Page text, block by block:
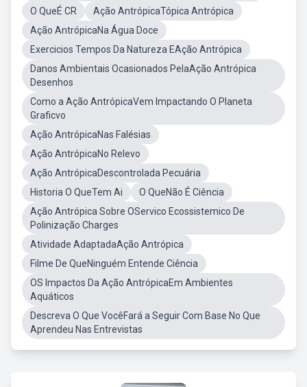
O QueÉ CR
Ação AntrópicaTópica Antrópica
Ação AntrópicaNa Água Doce
Exercicios Tempos Da Natureza EAção Antrópica
Danos Ambientais Ocasionados PelaAção Antrópica
Desenhos
Como a Ação AntrópicaVem Impactando O Planeta
Graficvo
Ação AntrópicaNas Falésias
Ação AntrópicaNo Relevo
Ação AntrópicaDescontrolada Pecuária
Historia O QueTem Ai
O QueNão É Ciência
Ação Antrópica Sobre OServico Ecossistemico De
Polinização Charges
Atividade AdaptadaAção Antrópica
Filme De QueNinguém Entende Ciência
OS Impactos Da Ação AntrópicaEm Ambientes
Aquáticos
Descreva O Que VocêFará a Seguir Com Base No Que
Aprendeu Nas Entrevistas